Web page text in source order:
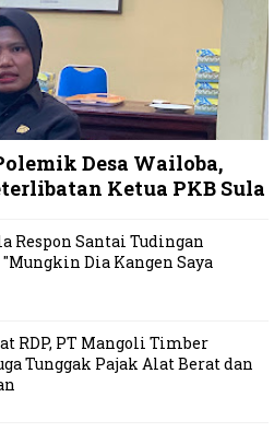
Desa Wailoba,
Ketua PKB Sula
Respon Santai Tudingan
Dia Kangen Saya
RDP, PT Mangoli Timber
Tunggak Pajak Alat Berat dan